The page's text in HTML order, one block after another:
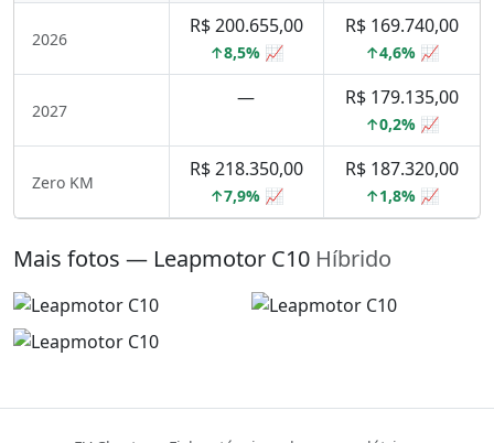
2026
R$ 200.655,00
↑8,5% 📈
R$ 169.740,00
↑4,6% 📈
2027
— R$ 179.135,00
↑0,2% 📈
Zero KM
R$ 218.350,00
↑7,9% 📈
R$ 187.320,00
↑1,8% 📈
Mais fotos — Leapmotor C10 Híbrido